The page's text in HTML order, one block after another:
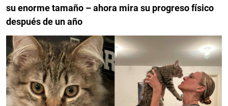
su enorme tamaño – ahora mira su progreso físico
después de un año